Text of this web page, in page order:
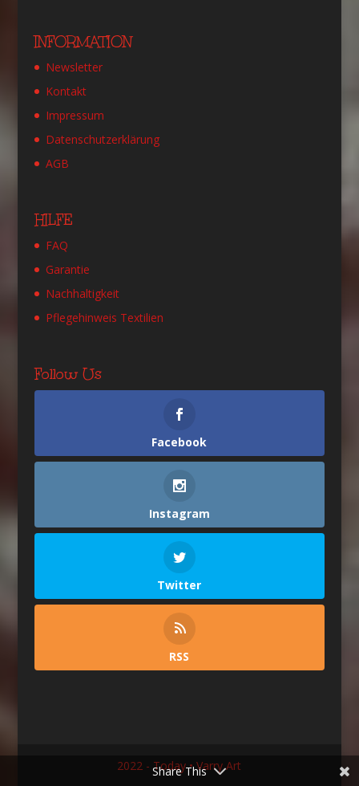
INFORMATION
Newsletter
Kontakt
Impressum
Datenschutzerklärung
AGB
HILFE
FAQ
Garantie
Nachhaltigkeit
Pflegehinweis Textilien
Follow Us
Facebook
Instagram
Twitter
RSS
2022 - Today • Varry Art
Share This